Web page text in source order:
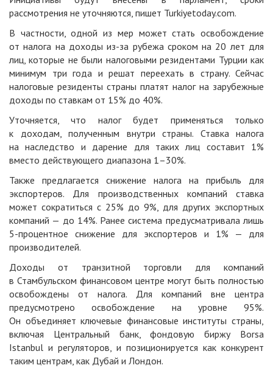
рассмотрения не уточняются, пишет Turkiyetoday.com.
В частности, одной из мер может стать освобождение
от налога на доходы из-за рубежа сроком на 20 лет для
лиц, которые не были налоговыми резидентами Турции как
минимум три года и решат переехать в страну. Сейчас
налоговые резиденты страны платят налог на зарубежные
доходы по ставкам от 15% до 40%.
Уточняется, что налог будет применяться только
к доходам, полученным внутри страны. Ставка налога
на наследство и дарение для таких лиц составит 1%
вместо действующего диапазона 1–30%.
Также предлагается снижение налога на прибыль для
экспортеров. Для производственных компаний ставка
может сократиться с 25% до 9%, для других экспортных
компаний — до 14%. Ранее система предусматривала лишь
5-процентное снижение для экспортеров и 1% — для
производителей.
Доходы от транзитной торговли для компаний
в Стамбульском финансовом центре могут быть полностью
освобождены от налога. Для компаний вне центра
предусмотрено освобождение на уровне 95%.
Он объединяет ключевые финансовые институты страны,
включая Центральный банк, фондовую биржу Borsa
Istanbul и регуляторов, и позиционируется как конкурент
таким центрам, как Дубай и Лондон.